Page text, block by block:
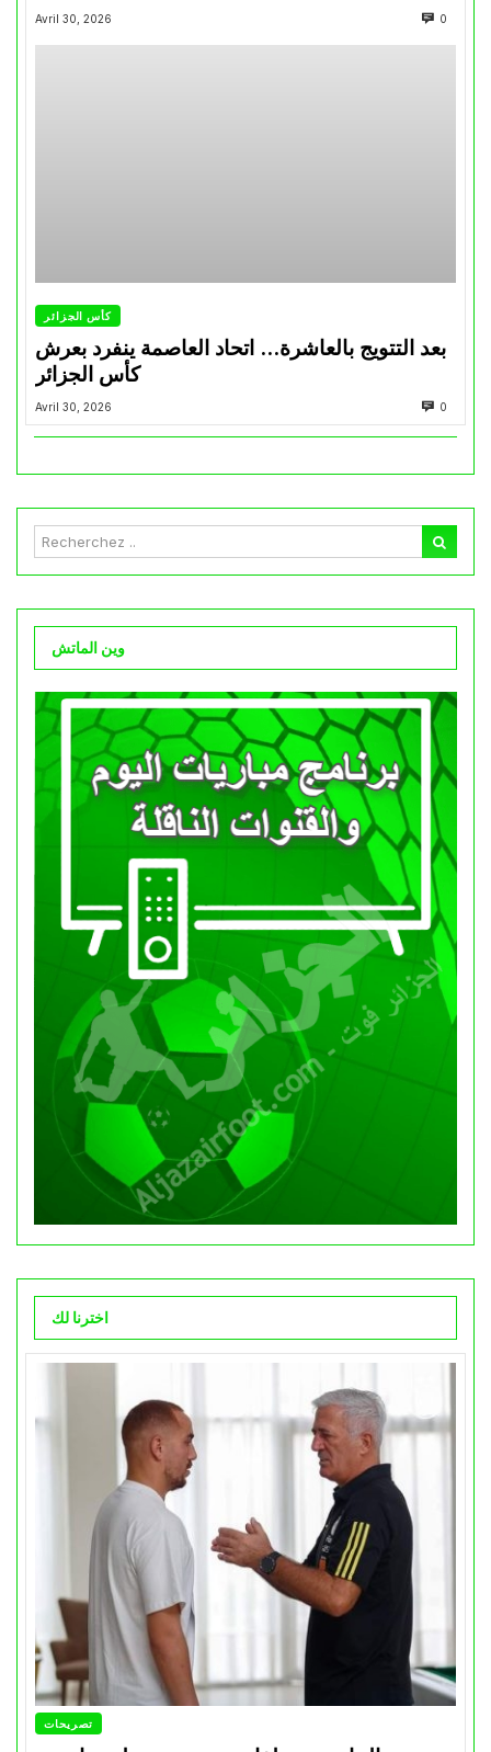
Avril 30, 2026 0
كأس الجزائر
بعد التتويج بالعاشرة… اتحاد العاصمة ينفرد بعرش
كأس الجزائر
Avril 30, 2026 0
وين الماتش
اخترنا لك
تصريحات